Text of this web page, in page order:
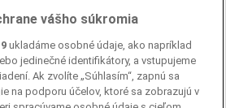
Turecká
Vietnamská
vášho súkromia
ukladáme osobné údaje, ako napríklad
jedinečné identifikátory, a vstupujeme
Ak zvolíte „Súhlasím“, zapnú sa
na podporu účelov, ktoré sa zobrazujú v